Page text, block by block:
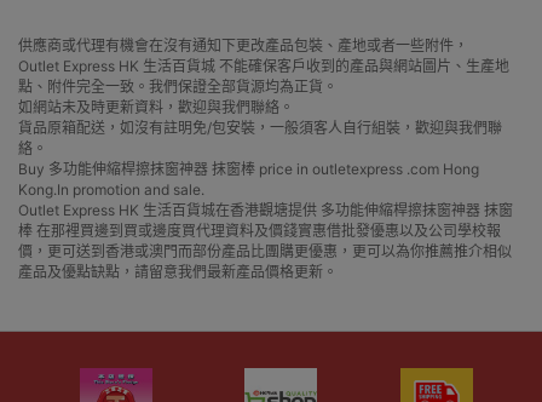
供應商或代理有機會在沒有通知下更改產品包裝、產地或者一些附件，
Outlet Express HK 生活百貨城 不能確保客戶收到的產品與網站圖片、生產地
點、附件完全一致。我們保證全部貨源均為正貨。
如網站未及時更新資料，歡迎與我們聯絡。
貨品原箱配送，如沒有註明免/包安裝，一般須客人自行組裝，歡迎與我們聯
絡。
Buy 多功能伸縮桿擦抹窗神器 抹窗棒 price in outletexpress .com Hong
Kong.In promotion and sale.
Outlet Express HK 生活百貨城在香港觀塘提供 多功能伸縮桿擦抹窗神器 抹窗
棒 在那裡買邊到買或邊度買代理資料及價錢實惠借批發優惠以及公司學校報
價，更可送到香港或澳門而部份產品比團購更優惠，更可以為你推薦推介相似
產品及優點缺點，請留意我們最新產品價格更新。